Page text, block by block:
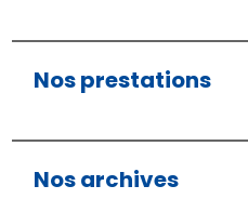
Nos prestations
Nos archives